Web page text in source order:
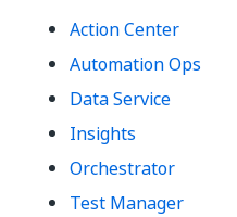
Action Center
Automation Ops
Data Service
Insights
Orchestrator
Test Manager